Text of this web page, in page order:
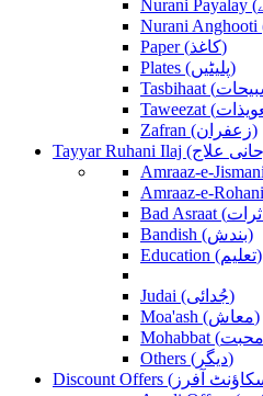
Paper (کاغذ)
Plates (پلیٹیں)
Zafran (زعفران)
Bandish (بندش)
Education (تعلیم)
Judai (جُدائی)
Moa'ash (معاش)
Others (دیگر)